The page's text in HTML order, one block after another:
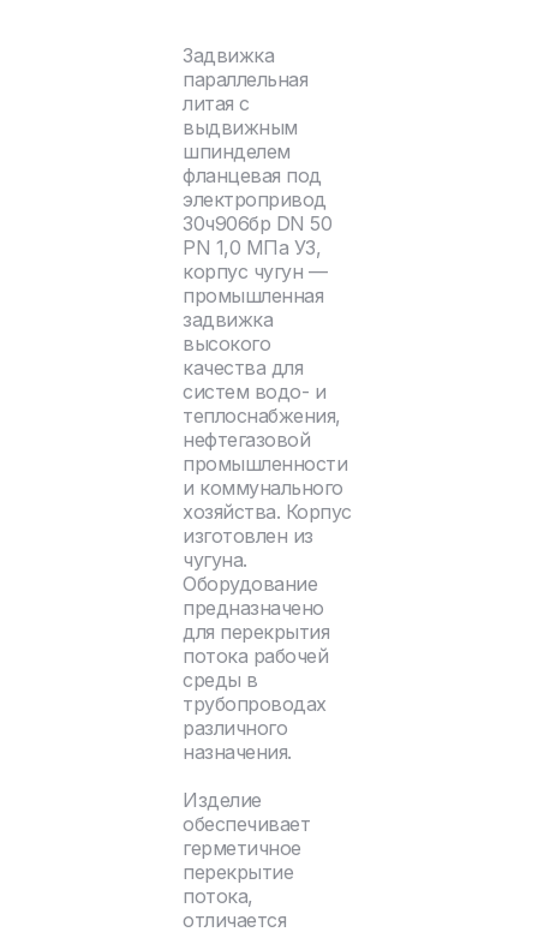
Задвижка
параллельная
литая с
выдвижным
шпинделем
фланцевая под
электропривод
30ч906бр DN 50
PN 1,0 МПа У3,
корпус чугун —
промышленная
задвижка
высокого
качества для
систем водо- и
теплоснабжения,
нефтегазовой
промышленности
и коммунального
хозяйства. Корпус
изготовлен из
чугуна.
Оборудование
предназначено
для перекрытия
потока рабочей
среды в
трубопроводах
различного
назначения.
Изделие
обеспечивает
герметичное
перекрытие
потока,
отличается